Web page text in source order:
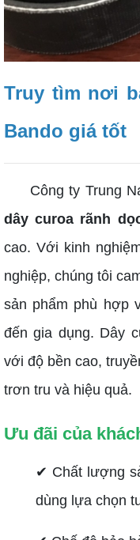
Truy tìm nơi
Bando giá tốt
Công ty Trung
dây curoa rãnh
cao. Với kinh
nghiệp, chúng tôi
sản phẩm phù hợp
đến gia dụng. Dây
với độ bền cao,
trơn tru và hiệu quả.
Ưu đãi của
✔ Chất lượng
dùng lựa chọn